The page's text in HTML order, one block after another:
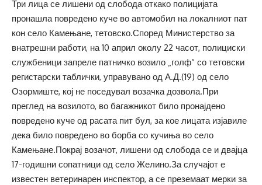
Три лица се лишени од слобода откако полицијата
пронашла повредено куче во автомобил на локалниот пат
кон село Камењане, тетовско.Според Министерство за
внатрешни работи, на 10 април околу 22 часот, полициски
службеници запреле патничко возило „голф“ со тетовски
регистарски таблички, управувано од А.Д.(19) од село
Озормиште, кој не поседувал возачка дозвола.При
преглед на возилото, во багажникот било пронајдено
повредено куче од расата пит бул, за кое лицата изјавиле
дека било повредено во борба со кучиња во село
Камењане.Покрај возачот, лишени од слобода се и двајца
17-годишни сопатници од село Желино.За случајот е
известен ветеринарен инспектор, а се преземаат мерки за